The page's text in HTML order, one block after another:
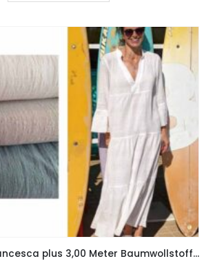
Papierschnitt Francesca plus 3,00 Meter Baumwollstoff in 3 Farben